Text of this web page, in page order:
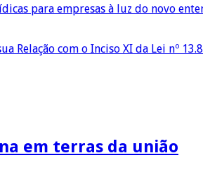
para empresas à luz do novo
Relação com o Inciso XI da Lei nº
em terras da união